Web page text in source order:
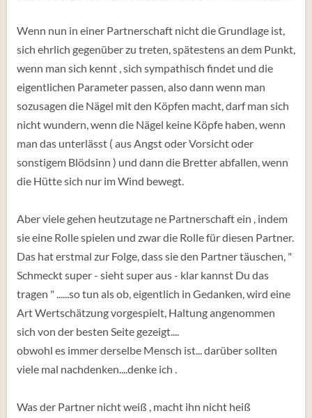
Wenn nun in einer Partnerschaft nicht die Grundlage ist,
sich ehrlich gegenüber zu treten, spätestens an dem Punkt,
wenn man sich kennt , sich sympathisch findet und die
eigentlichen Parameter passen, also dann wenn man
sozusagen die Nägel mit den Köpfen macht, darf man sich
nicht wundern, wenn die Nägel keine Köpfe haben, wenn
man das unterlässt ( aus Angst oder Vorsicht oder
sonstigem Blödsinn ) und dann die Bretter abfallen, wenn
die Hütte sich nur im Wind bewegt.
Aber viele gehen heutzutage ne Partnerschaft ein , indem
sie eine Rolle spielen und zwar die Rolle für diesen Partner.
Das hat erstmal zur Folge, dass sie den Partner täuschen, "
Schmeckt super - sieht super aus - klar kannst Du das
tragen " ......so tun als ob, eigentlich in Gedanken, wird eine
Art Wertschätzung vorgespielt, Haltung angenommen
sich von der besten Seite gezeigt....
obwohl es immer derselbe Mensch ist... darüber sollten
viele mal nachdenken....denke ich .
Was der Partner nicht weiß , macht ihn nicht heiß